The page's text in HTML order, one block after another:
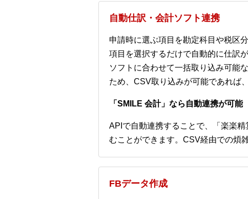
自動仕訳・会計ソフト連携
申請時に選ぶ項目を勘定科目や税区
項目を選択するだけで自動的に仕訳
ソフトに合わせて一括取り込み可能
ため、CSV取り込みが可能であれば
「SMILE 会計」なら自動連携が可能
APIで自動連携することで、「楽楽
むことができます。CSV経由での煩
FBデータ作成